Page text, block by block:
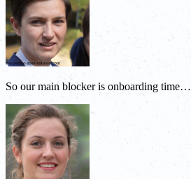
So our main blocker is onboarding time…